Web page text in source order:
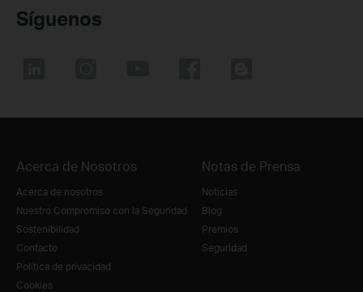
Síguenos
Acerca de Nosotros
Acerca de nosotros
Nuestro Compromiso con la Seguridad
Sostenibilidad
Contacto
Política de privacidad
Cookies
Notas de Prensa
Noticias
Blog
Premios
Seguridad